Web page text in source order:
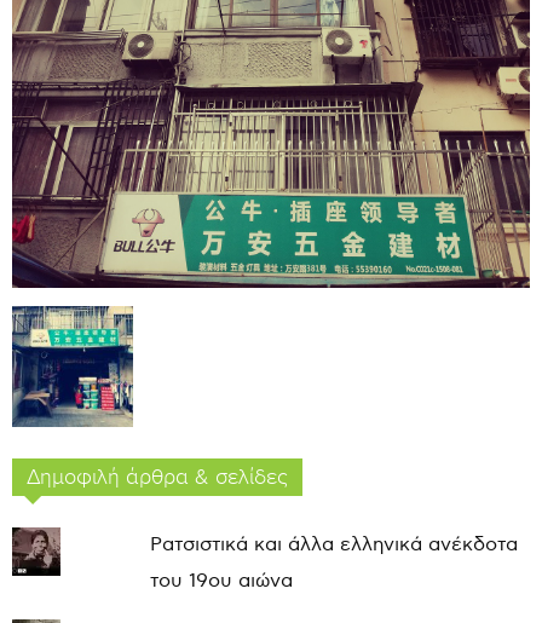
Δημοφιλή άρθρα & σελίδες
Ρατσιστικά και άλλα ελληνικά ανέκδοτα
του 19ου αιώνα